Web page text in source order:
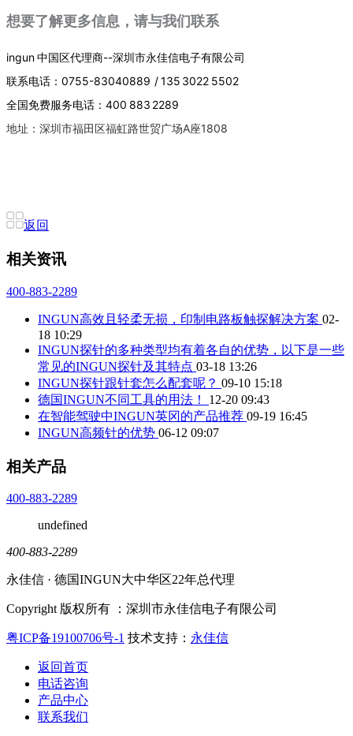
想要了解更多信息，请与我们联系
ingun 中国区代理商--深圳市永佳信电子有限公司
联系电话：0755-83040889 / 135 3022 5502
全国免费服务电话：400 883 2289
地址：深圳市福田区福虹路世贸广场A座1808
返回
相关资讯
400-883-2289
INGUN高效且轻柔无损，印制电路板触探解决方案 02-
18 10:29
INGUN探针的多种类型均有着各自的优势，以下是一些
常见的INGUN探针及其特点 03-18 13:26
INGUN探针跟针套怎么配套呢？ 09-10 15:18
德国INGUN不同工具的用法！ 12-20 09:43
在智能驾驶中INGUN英冈的产品推荐 09-19 16:45
INGUN高频针的优势 06-12 09:07
相关产品
400-883-2289
undefined
400-883-2289
永佳信 · 德国INGUN大中华区22年总代理
Copyright 版权所有 ：深圳市永佳信电子有限公司
粤ICP备19100706号-1 技术支持： 永佳信
返回首页
电话咨询
产品中心
联系我们